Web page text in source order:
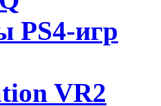
PS4-игр
VR2